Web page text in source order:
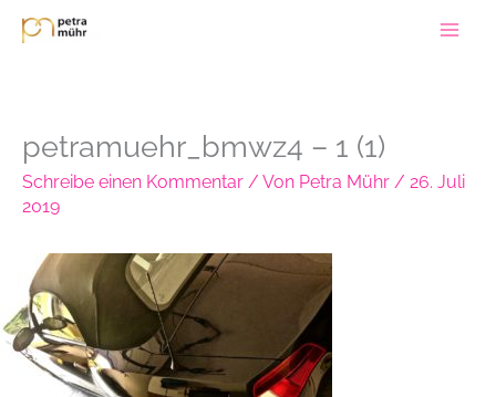
Zum
Inhalt
petramuehr_bmwz4 – 1 (1)
Schreibe einen Kommentar / Von Petra Mühr / 26. Juli
2019